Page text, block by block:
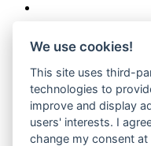
also an natürliche
Rechtsgeschäfts in
selbständigen
keine Verträge mit
We use cookies!
This site uses third-
technologies to
improve and display
users' interests. I
change my consent